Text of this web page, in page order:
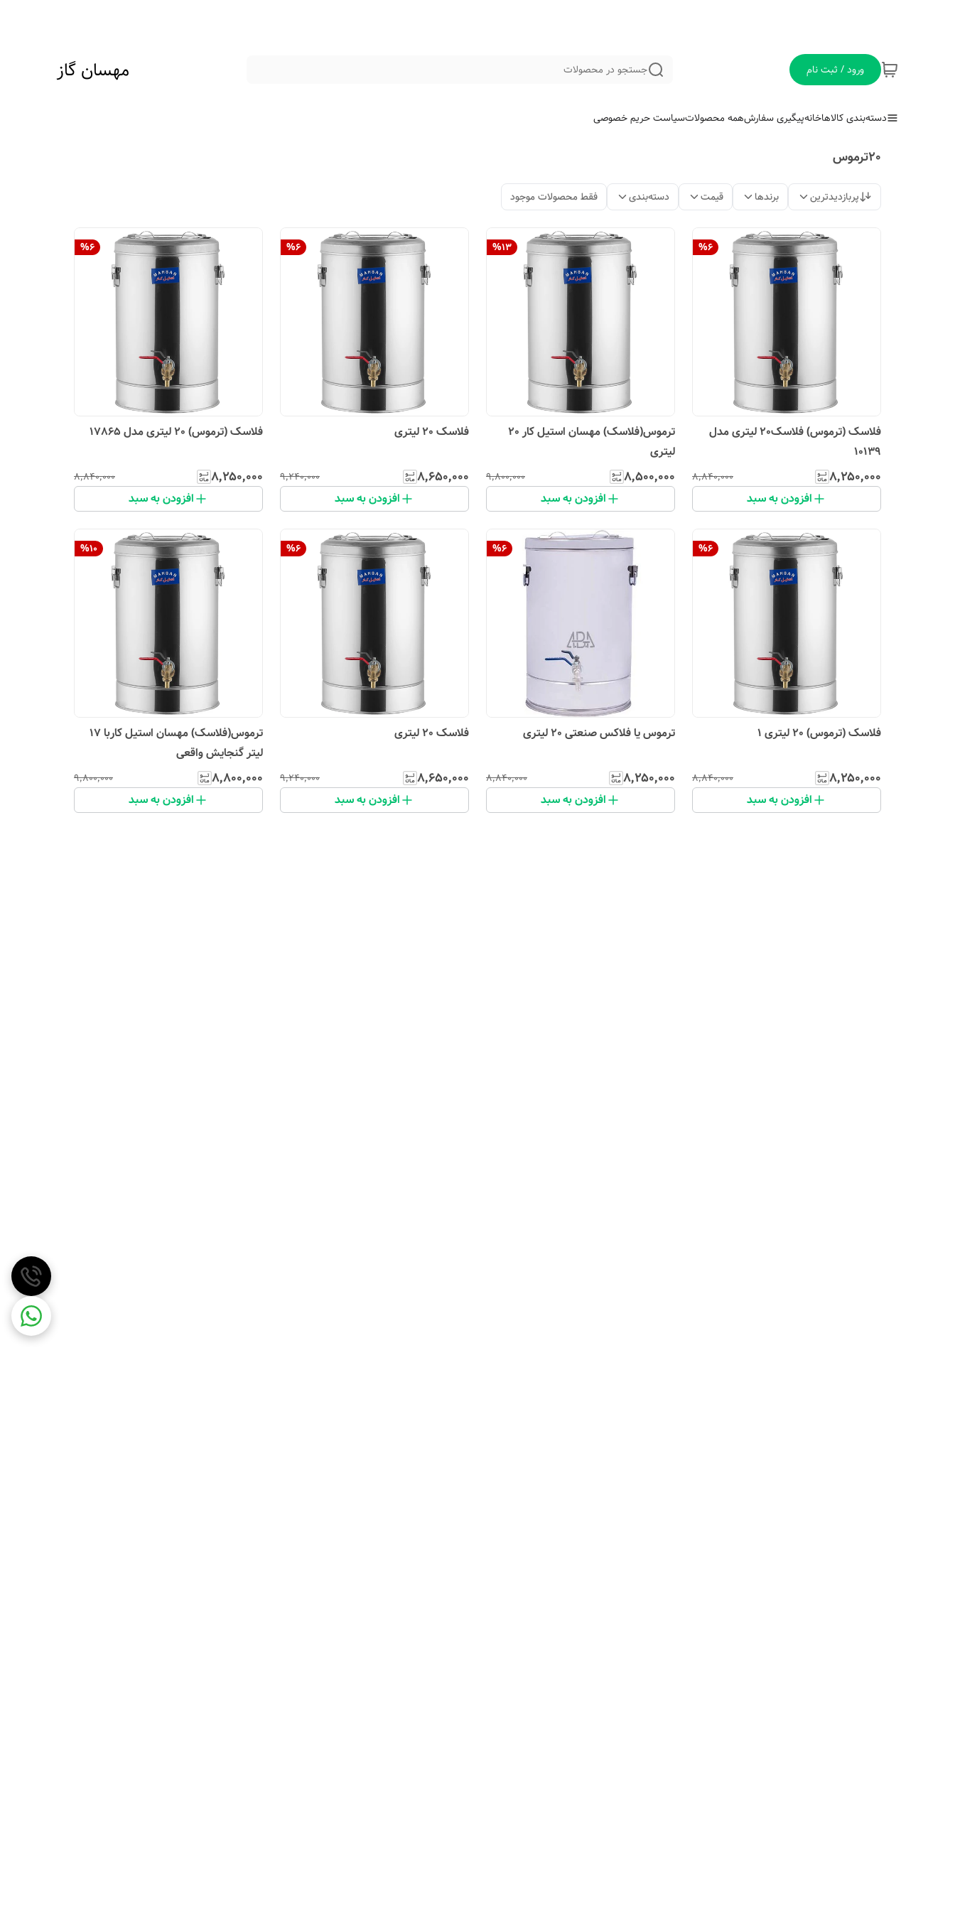
ورود / ثبت نام جستجو در محصولات مهسان گاز
دسته‌بندی کالاهاخانهپیگیری سفارشهمه محصولاتسیاست حریم خصوصی
20ترموس
پربازدیدترین برندها قیمت دسته‌بندی فقط محصولات موجود
%6
فلاسک (ترموس) فلاسک20 لیتری مدل
10139
۸٬۲۵۰٬۰۰۰ ۸٬۸۴۰٬۰۰۰
افزودن به سبد
%13
ترموس(فلاسک) مهسان استیل کار 20
لیتری
۸٬۵۰۰٬۰۰۰ ۹٬۸۰۰٬۰۰۰
افزودن به سبد
%6
فلاسک 20 لیتری
۸٬۶۵۰٬۰۰۰ ۹٬۲۴۰٬۰۰۰
افزودن به سبد
%6
فلاسک (ترموس) 20 لیتری مدل 17865
۸٬۲۵۰٬۰۰۰ ۸٬۸۴۰٬۰۰۰
افزودن به سبد
%6
فلاسک (ترموس) 20 لیتری 1
۸٬۲۵۰٬۰۰۰ ۸٬۸۴۰٬۰۰۰
افزودن به سبد
%6
ترموس یا فلاکس صنعتی 20 لیتری
۸٬۲۵۰٬۰۰۰ ۸٬۸۴۰٬۰۰۰
افزودن به سبد
%6
فلاسک 20 لیتری
۸٬۶۵۰٬۰۰۰ ۹٬۲۴۰٬۰۰۰
افزودن به سبد
%10
ترموس(فلاسک) مهسان استیل کاربا 17
لیتر گنجایش واقعی
۸٬۸۰۰٬۰۰۰ ۹٬۸۰۰٬۰۰۰
افزودن به سبد